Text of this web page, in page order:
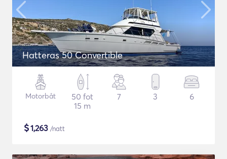
Hatteras 50 Convertible
Motorbåt
50 fot
15 m
7 3 6
$1,263 /natt